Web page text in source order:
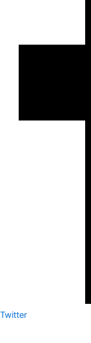
Twitter